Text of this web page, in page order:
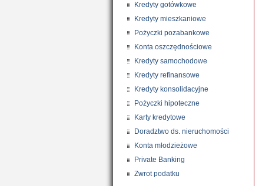
Kredyty gotówkowe
Kredyty mieszkaniowe
Pożyczki pozabankowe
Konta oszczędnościowe
Kredyty samochodowe
Kredyty refinansowe
Kredyty konsolidacyjne
Pożyczki hipoteczne
Karty kredytowe
Doradztwo ds. nieruchomości
Konta młodzieżowe
Private Banking
Zwrot podatku